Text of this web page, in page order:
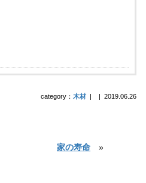
category：木材 |2019.06.26
家の寿命 »